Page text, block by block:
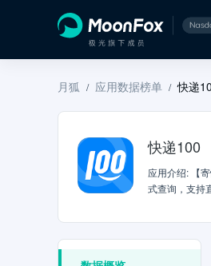
月狐 / 应用数据榜单 / 快递
快递100
应用介绍: 【
式查询，支持
展示，让您随